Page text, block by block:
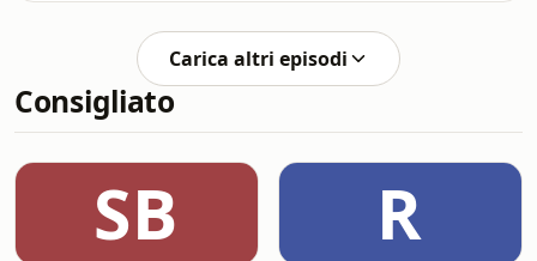
foresta da una rete di cacciatori.Una
favola che insegna il valore
dell’amicizia, della gratitudine e di
non
formaggio tra il becco, viene
ingannato dalla volpe, abile nel
lusingarlo con falsi complimenti.
Cadendo nella trappola
prezioso formaggio.Una favola che ci
ricorda l’importanza di non lasciarsi
ingannare dalle lusinghe e d
Carica altri episodi
Consigliato
SB R